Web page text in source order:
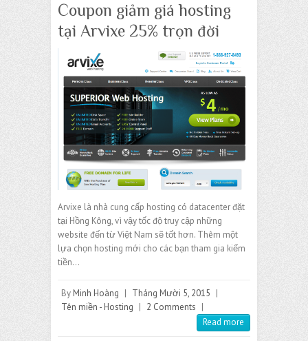
Coupon giảm giá hosting
tại Arvixe 25% trọn đời
Arvixe là nhà cung cấp hosting có datacenter đặt
tại Hồng Kông, vì vậy tốc độ truy cập những
website đến từ Việt Nam sẽ tốt hơn. Thêm một
lựa chọn hosting mới cho các bạn tham gia kiếm
tiền…
By Minh Hoàng | Tháng Mười 5, 2015 |
Tên miền - Hosting | 2 Comments |
Read more